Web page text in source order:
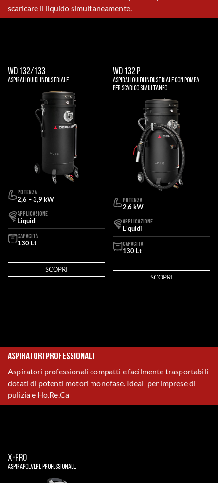
scaricare il liquido simultaneamente.
WD 132/133
Aspiraliquidi Industriale
POTENZA
2,6 – 3,9 kW
APPLICAZIONE
Liquidi
CAPACITÀ
130 Lt
SCOPRI
WD 132 P
Aspiraliquidi Industriale Con Pompa
Per Scarico Simultaneo
POTENZA
2,6 kW
APPLICAZIONE
Liquidi
CAPACITÀ
130 Lt
SCOPRI
Aspiratori professionali
Aspiratori professionali compatti e facilmente trasportabili
dotati di potenti motori monofase. Ideali per imprese di
pulizia e Ho.Re.Ca
X-PRO
Aspirapolvere professionale